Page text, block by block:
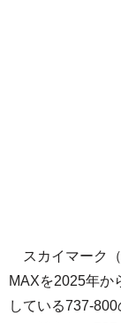
スカイマーク
MAXを2025年か
している737-